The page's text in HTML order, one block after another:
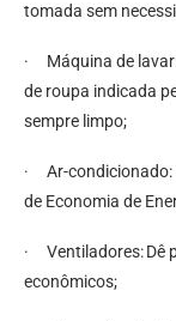
tomada sem
· Máquina de
de roupa indicada
sempre limpo;
· Ar-condicionado:
de Economia de
· Ventiladores: Dê
econômicos;